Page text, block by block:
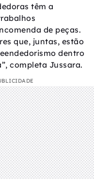
têm a
de peças.
que, juntas, estão
dentro
completa Jussara.